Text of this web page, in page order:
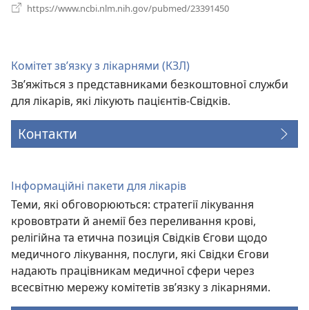
https://www.ncbi.nlm.nih.gov/pubmed/23391450
Комітет зв’язку з лікарнями (КЗЛ)
Зв’яжіться з представниками безкоштовної служби
для лікарів, які лікують пацієнтів-Свідків.
Контакти
Інформаційні пакети для лікарів
Теми, які обговорюються: стратегії лікування
крововтрати й анемії без переливання крові,
релігійна та етична позиція Свідків Єгови щодо
медичного лікування, послуги, які Свідки Єгови
надають працівникам медичної сфери через
всесвітню мережу комітетів зв’язку з лікарнями.